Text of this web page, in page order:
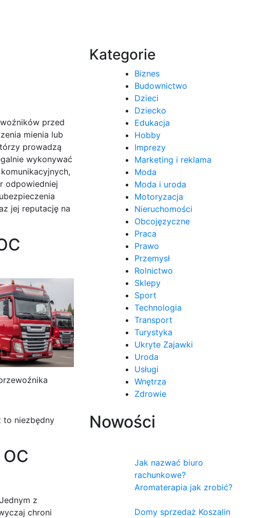
przed
mienia lub
prowadzą
wykonywać
odpowiedniej
jej reputację na
to niezbędny
z
chroni
Kategorie
Biznes
Budownictwo
Dzieci
Dziecko
Edukacja
Hobby
Imprezy
Marketing i reklama
Moda
Moda i uroda
Motoryzacja
Nieruchomości
Obcojęzyczne
Praca
Prawo
Przemysł
Rolnictwo
Sklepy
Sport
Technologia
Transport
Turystyka
Ukryte Zajawki
Uroda
Usługi
Wnętrza
Zdrowie
Nowości
Jak nazwać biuro
rachunkowe?
Aromaterapia jak zrobić?
Domy sprzedaż Koszalin